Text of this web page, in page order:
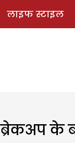
लाइफ स्टाइल
ब्रेकअप के